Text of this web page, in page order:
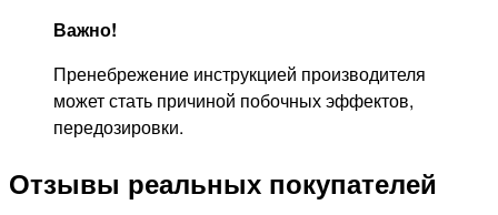
Важно!
Пренебрежение инструкцией производителя
может стать причиной побочных эффектов,
передозировки.
Отзывы реальных покупателей